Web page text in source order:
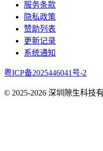
服务条款
隐私政策
赞助列表
更新记录
系统通知
粤ICP备2025446041号-2
© 2025-2026 深圳隙生科技